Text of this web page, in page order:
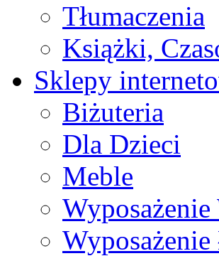
Tłumaczenia
Książki,
Sklepy
Biżuteria
Dla Dzieci
Meble